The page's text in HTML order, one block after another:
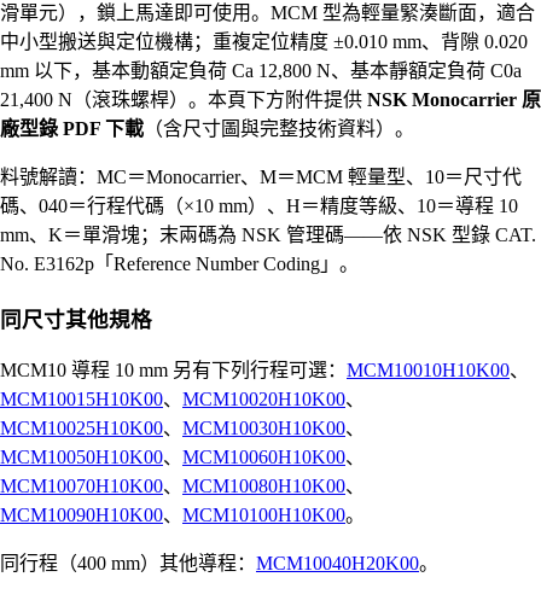
滑單元），鎖上馬達即可使用。MCM 型為輕量緊湊斷面，適合
中小型搬送與定位機構；重複定位精度 ±0.010 mm、背隙 0.020
mm 以下，基本動額定負荷 Ca 12,800 N、基本靜額定負荷 C0a
21,400 N（滾珠螺桿）。本頁下方附件提供 NSK Monocarrier 原
廠型錄 PDF 下載 （含尺寸圖與完整技術資料）。
料號解讀：MC＝Monocarrier、M＝MCM 輕量型、10＝尺寸代
碼、040＝行程代碼（×10 mm）、H＝精度等級、10＝導程 10
mm、K＝單滑塊；末兩碼為 NSK 管理碼——依 NSK 型錄 CAT.
No. E3162p「Reference Number Coding」。
同尺寸其他規格
MCM10 導程 10 mm 另有下列行程可選： MCM10010H10K00、
MCM10015H10K00、 MCM10020H10K00、
MCM10025H10K00、 MCM10030H10K00、
MCM10050H10K00、 MCM10060H10K00、
MCM10070H10K00、 MCM10080H10K00、
MCM10090H10K00、 MCM10100H10K00。
同行程（400 mm）其他導程： MCM10040H20K00。